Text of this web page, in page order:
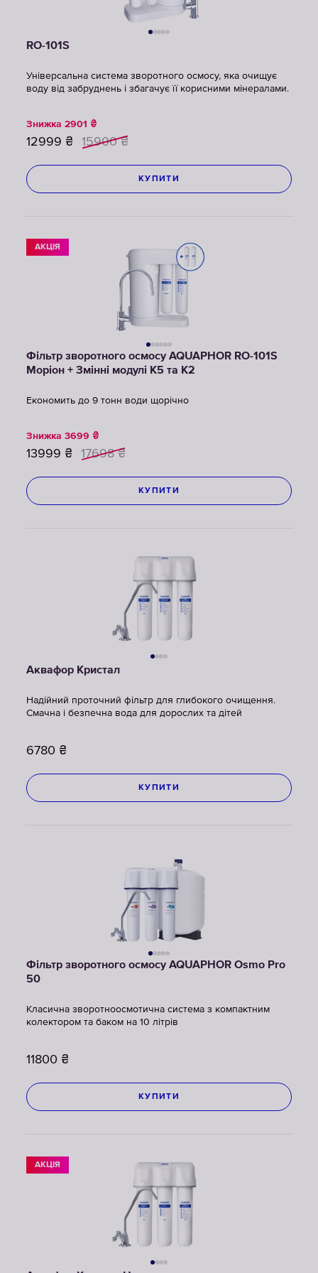
RO-101S
Універсальна система зворотного осмосу, яка очищує
воду від забруднень і збагачує її корисними мінералами.
Знижка 2901 ₴
12999 ₴ 15900 ₴
КУПИТИ
АКЦІЯ
Фільтр зворотного осмосу AQUAPHOR RO-101S
Моріон + Змінні модулі K5 та К2
Економить до 9 тонн води щорічно
Знижка 3699 ₴
13999 ₴ 17698 ₴
КУПИТИ
Аквафор Кристал
Надійний проточний фільтр для глибокого очищення.
Смачна і безпечна вода для дорослих та дітей
6780 ₴
КУПИТИ
Фільтр зворотного осмосу AQUAPHOR Osmo Pro
50
Класична зворотноосмотична система з компактним
колектором та баком на 10 літрів
11800 ₴
КУПИТИ
АКЦІЯ